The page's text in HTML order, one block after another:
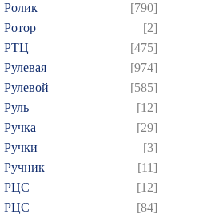
Ролик
[790]
Ротор
[2]
РТЦ
[475]
Рулевая
[974]
Рулевой
[585]
Руль
[12]
Ручка
[29]
Ручки
[3]
Ручник
[11]
РЦC
[12]
РЦС
[84]